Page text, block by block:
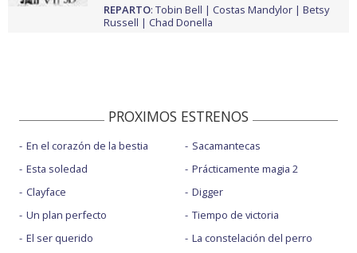
REPARTO: Tobin Bell Costas Mandylor
Betsy
Russell
Chad Donella
PROXIMOS ESTRENOS
En el corazón de la bestia
Esta soledad
Clayface
Un plan perfecto
El ser querido
Sacamantecas
Prácticamente magia 2
Digger
Tiempo de victoria
La constelación del perro